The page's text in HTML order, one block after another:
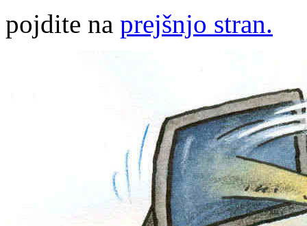
pojdite na prejšnjo stran.